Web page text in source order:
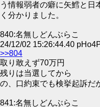
う情報弱者の癖に矢鱈と日
く分かりました。
840:名無しどんぶらこ
24/12/02 15:26:44.40
>>804
取り敢えず70万円
残りは当選してから
の、口約束でも検挙起訴だ
841:名無しどんぶらこ